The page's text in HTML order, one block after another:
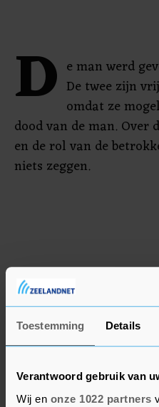
Toestemming Details
Verantwoord gebruik van
Wij en onze 1022 partners
D e man werd
De twee zijn
omdat ze
dood van de man. Over
en de rol van de
niets zeggen.